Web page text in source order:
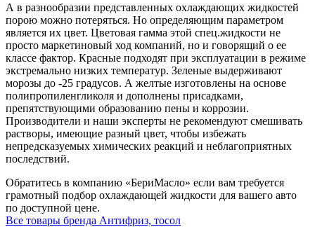
А в разнообразии представленных охлаждающих жидкостей
порою можно потеряться. Но определяющим параметром
является их цвет. Цветовая гамма этой спец.жидкости не
просто маркетиновый ход компаний, но и говорящий о ее
классе фактор. Красные подходят при эксплуатации в режиме
экстремально низких температур. Зеленые выдерживают
морозы до -25 градусов. А желтые изготовлены на основе
полипропиленгликоля и дополнены присадками,
препятствующими образованию пены и коррозии.
Производители и наши эксперты не рекомендуют смешивать
растворы, имеющие разный цвет, чтобы избежать
непредсказуемых химических реакций и неблагоприятных
последствий.
Обратитесь в компанию «БериМасло» если вам требуется
грамотный подбор охлаждающей жидкости для вашего авто
по доступной цене.
Все товары бренда Антифриз, тосол